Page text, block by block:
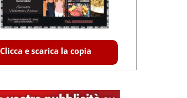
Clicca e scarica la copia